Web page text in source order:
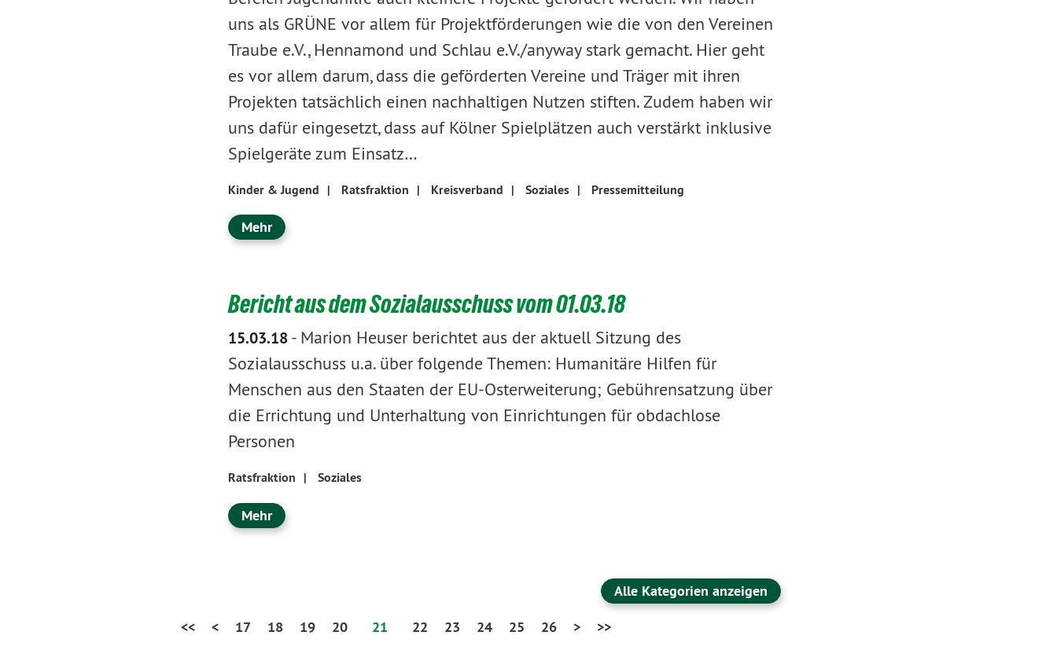
uns als GRÜNE vor allem für Projektförderungen wie die von den Vereinen
Traube e.V., Hennamond und Schlau e.V./anyway stark gemacht. Hier geht
es vor allem darum, dass die geförderten Vereine und Träger mit ihren
Projekten tatsächlich einen nachhaltigen Nutzen stiften. Zudem haben wir
uns dafür eingesetzt, dass auf Kölner Spielplätzen auch verstärkt inklusive
Spielgeräte zum Einsatz…
Kinder & Jugend | Ratsfraktion | Kreisverband | Soziales | Pressemitteilung
Mehr
Bericht aus dem Sozialausschuss vom 01.03.18
15.03.18- Marion Heuser berichtet aus der aktuell Sitzung des
Sozialausschuss u.a. über folgende Themen: Humanitäre Hilfen für
Menschen aus den Staaten der EU-Osterweiterung; Gebührensatzung über
die Errichtung und Unterhaltung von Einrichtungen für obdachlose
Personen
Ratsfraktion | Soziales
Mehr
Alle Kategorien anzeigen
<<
< 17 18 19 20 21 22 23 24 25 26 > >>